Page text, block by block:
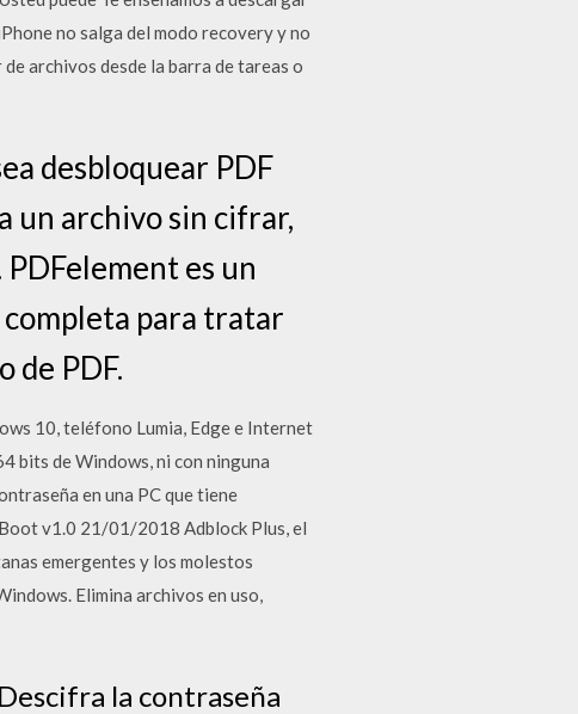
no salga del modo recovery y no
archivos desde la barra de tareas o
desbloquear PDF
un archivo sin cifrar,
es un
para tratar
de PDF.
10, teléfono Lumia, Edge e Internet
bits de Windows, ni con ninguna
en una PC que tiene
v1.0 21/01/2018 Adblock Plus, el
emergentes y los molestos
Elimina archivos en uso,
la contraseña